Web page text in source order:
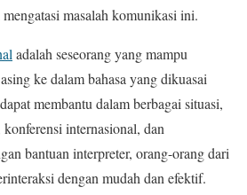
masalah komunikasi ini.
adalah seseorang yang mampu
ke dalam bahasa yang dikuasai
membantu dalam berbagai situasi,
internasional, dan
bantuan interpreter, orang-orang dari
dengan mudah dan efektif.